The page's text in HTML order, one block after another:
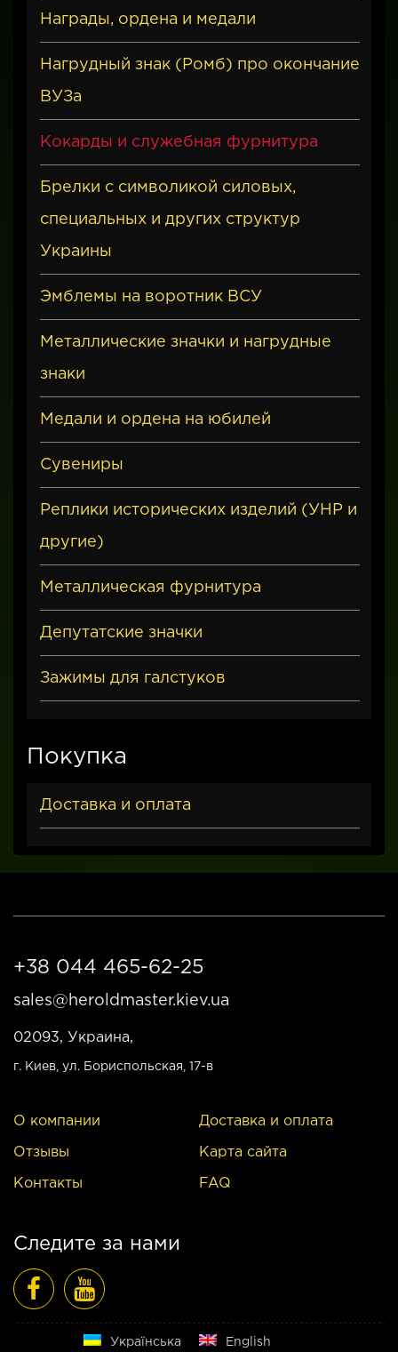
Награды, ордена и медали
Нагрудный знак (Ромб) про окончание
ВУЗа
Кокарды и служебная фурнитура
Брелки с символикой силовых,
специальных и других структур
Украины
Эмблемы на воротник ВСУ
Металлические значки и нагрудные
знаки
Медали и ордена на юбилей
Сувениры
Реплики исторических изделий (УНР и
другие)
Металлическая фурнитура
Депутатские значки
Зажимы для галстуков
Покупка
Доставка и оплата
+38 044 465-62-25
sales@heroldmaster.kiev.ua
02093, Украина,
г. Киев , ул. Бориспольская, 17-в
О компании
Отзывы
Контакты
Доставка и оплата
Карта сайта
FAQ
Следите за нами
Українська English